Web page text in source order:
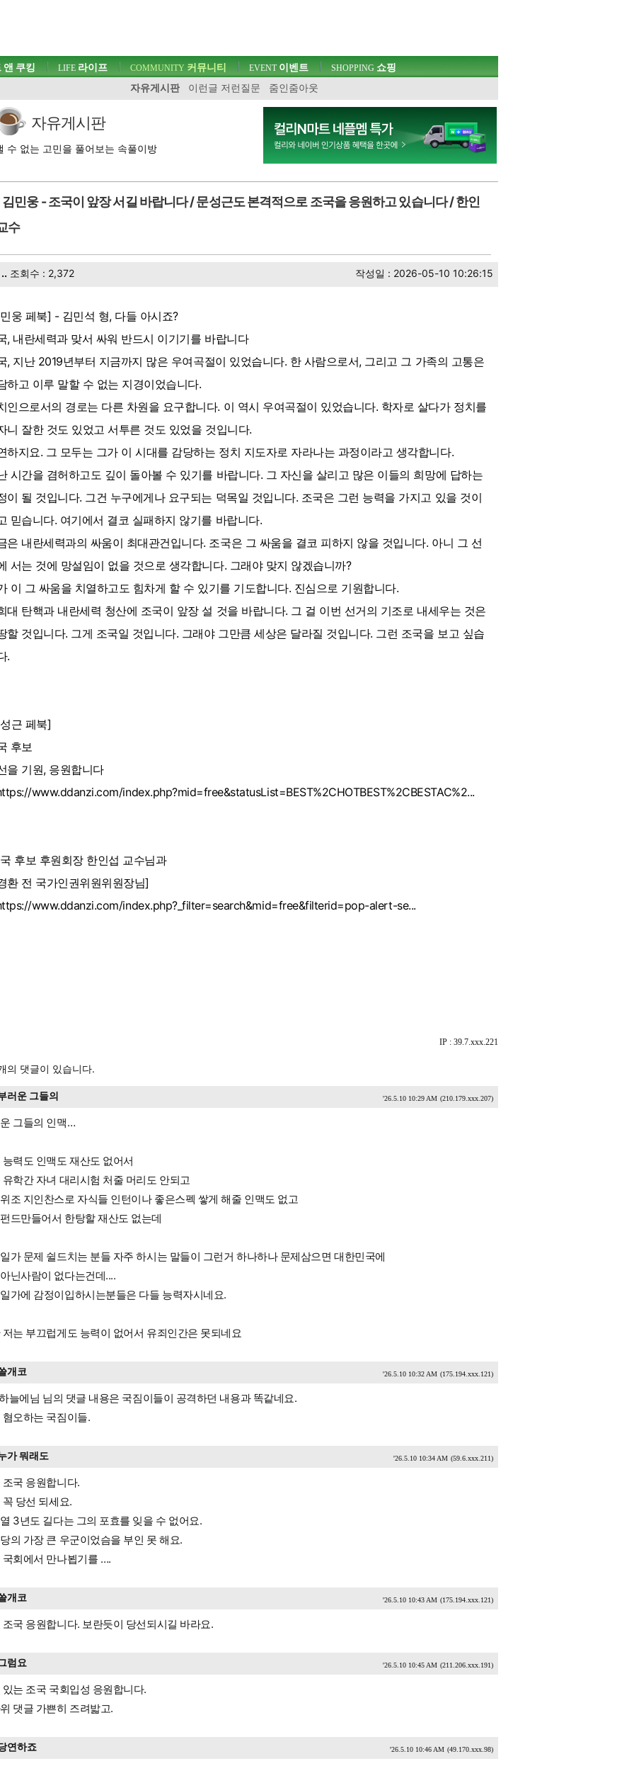
앤 쿠킹 LIFE 라이프 COMMUNITY 커뮤니티
자유게시판
이런글 저런질문 줌인줌아웃
EVENT이벤트 SHOPPING 쇼핑
자유게시판
수 없는 고민을 풀어보는 속풀이방
김민웅 - 조국이 앞장 서길 바랍니다 / 문성근도 본격적으로 조국을 응원하고 있습니다 / 한인
수
.. 조회수 : 2,372 작성일 : 2026-05-10 10:26:15
웅 페북] - 김민석 형, 다들 아시죠?
, 내란세력과 맞서 싸워 반드시 이기기를 바랍니다
, 지난 2019년부터 지금까지 많은 우여곡절이 있었습니다. 한 사람으로서, 그리고 그 가족의 고통은
하고 이루 말할 수 없는 지경이었습니다.
인으로서의 경로는 다른 차원을 요구합니다. 이 역시 우여곡절이 있었습니다. 학자로 살다가 정치를
니 잘한 것도 있었고 서투른 것도 있었을 것입니다.
하지요. 그 모두는 그가 이 시대를 감당하는 정치 지도자로 자라나는 과정이라고 생각합니다.
시간을 겸허하고도 깊이 돌아볼 수 있기를 바랍니다. 그 자신을 살리고 많은 이들의 희망에 답하는
이 될 것입니다. 그건 누구에게나 요구되는 덕목일 것입니다. 조국은 그런 능력을 가지고 있을 것이
믿습니다. 여기에서 결코 실패하지 않기를 바랍니다.
은 내란세력과의 싸움이 최대관건입니다. 조국은 그 싸움을 결코 피하지 않을 것입니다. 아니 그 선
서는 것에 망설임이 없을 것으로 생각합니다. 그래야 맞지 않겠습니까?
이 그 싸움을 치열하고도 힘차게 할 수 있기를 기도합니다. 진심으로 기원합니다.
대 탄핵과 내란세력 청산에 조국이 앞장 설 것을 바랍니다. 그 걸 이번 선거의 기조로 내세우는 것은
할 것입니다. 그게 조국일 것입니다. 그래야 그만큼 세상은 달라질 것입니다. 그런 조국을 보고 싶습
.
근 페북]
후보
을 기원, 응원합니다
www.ddanzi.com/index.php?mid=free&statusList=BEST%2CHOTBEST%2CBESTAC%2...
후보 후원회장 한인섭 교수님과
환 전 국가인권위원위원장님]
www.ddanzi.com/index.php?_filter=search&mid=free&filterid=pop-alert-se...
IP : 39.7.xxx.221
의 댓글이 있습니다.
러운 그들의 '26.5.10 10:29 AM (210.179.xxx.207)
그들의 인맥…
능력도 인맥도 재산도 없어서
유학간 자녀 대리시험 처줄 머리도 안되고
조 지인찬스로 자식들 인턴이나 좋은스펙 쌓게 해줄 인맥도 없고
드만들어서 한탕할 재산도 없는데
가 문제 쉴드치는 분들 자주 하시는 말들이 그런거 하나하나 문제삼으면 대한민국에
닌사람이 없다는건데....
가에 감정이입하시는분들은 다들 능력자시네요.
저는 부끄럽게도 능력이 없어서 유죄인간은 못되네요
개코 '26.5.10 10:32 AM (175.194.xxx.121)
늘에님 님의 댓글 내용은 국짐이들이 공격하던 내용과 똑같네요.
혐오하는 국짐이들.
가 뭐래도 '26.5.10 10:34 AM (59.6.xxx.211)
조국 응원합니다.
꼭 당선 되세요.
3년도 길다는 그의 포효를 잊을 수 없어요.
의 가장 큰 우군이었슴을 부인 못 해요.
국회에서 만나뵙기를 ….
개코 '26.5.10 10:43 AM (175.194.xxx.121)
조국 응원합니다. 보란듯이 당선되시길 바라요.
럼요 '26.5.10 10:45 AM (211.206.xxx.191)
있는 조국 국회입성 응원합니다.
댓글 가쁜히 즈려밟고.
연하죠 '26.5.10 10:46 AM (49.170.xxx.98)